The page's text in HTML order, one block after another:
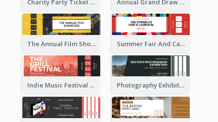
Charity Party Ticket Annual Grand Draw Ticket
The Annual Film Showcase Ticket Summer Fair And Carnival Ticket
Indie Music Festival Ticket Photography Exhibition Ticket